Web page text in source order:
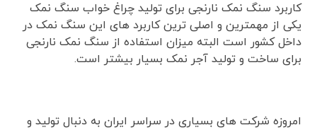
کاربرد سنگ نمک نارنجی برای تولید چراغ خواب سنگ نمک
یکی از مهمترین و اصلی ترین کاربرد های این سنگ نمک در
داخل کشور است البته میزان استفاده از سنگ نمک نارنجی
برای ساخت و تولید آجر نمک بسیار بیشتر است.
امروزه شرکت های بسیاری در سراسر ایران به دنبال تولید و